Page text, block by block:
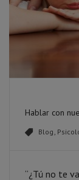
Hablar con
Blog,
“¿Tú no te